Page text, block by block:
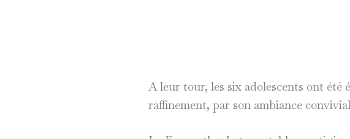
A leur tour, les six adolescents ont été
raffinement, par son ambiance